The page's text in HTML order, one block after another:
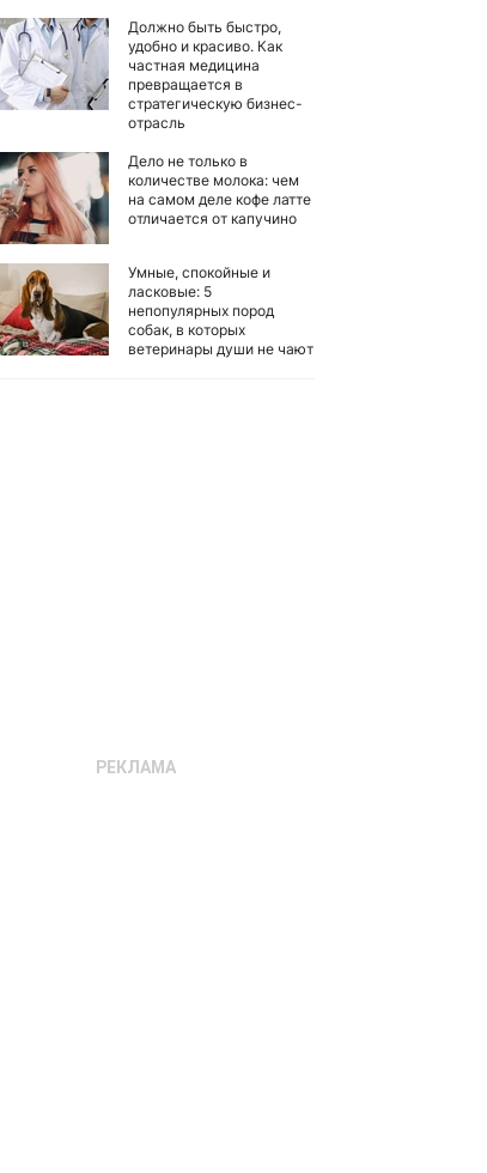
Должно быть быстро,
удобно и красиво. Как
частная медицина
превращается в
стратегическую бизнес-
отрасль
Дело не только в
количестве молока: чем
на самом деле кофе латте
отличается от капучино
Умные, спокойные и
ласковые: 5
непопулярных пород
собак, в которых
ветеринары души не чают